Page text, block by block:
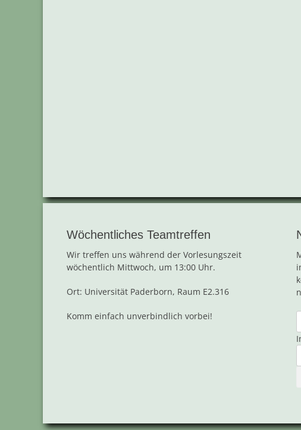
Wöchentliches Teamtreffen
Wir treffen uns während der Vorlesungszeit
wöchentlich Mittwoch, um 13:00 Uhr.
Ort: Universität Paderborn, Raum E2.316
Komm einfach unverbindlich vorbei!